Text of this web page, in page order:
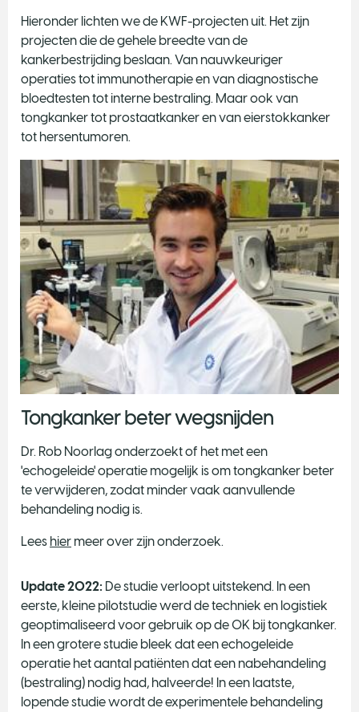
Hieronder lichten we de KWF-projecten uit. Het zijn
projecten die de gehele breedte van de
kankerbestrijding beslaan. Van nauwkeuriger
operaties tot immunotherapie en van diagnostische
bloedtesten tot interne bestraling. Maar ook van
tongkanker tot prostaatkanker en van eierstokkanker
tot hersentumoren.
Tongkanker beter wegsnijden
Dr. Rob Noorlag onderzoekt of het met een
'echogeleide' operatie mogelijk is om tongkanker beter
te verwijderen, zodat minder vaak aanvullende
behandeling nodig is.
Lees hier meer over zijn onderzoek.
Update 2022: De studie verloopt uitstekend. In een
eerste, kleine pilotstudie werd de techniek en logistiek
geoptimaliseerd voor gebruik op de OK bij tongkanker.
In een grotere studie bleek dat een echogeleide
operatie het aantal patiënten dat een nabehandeling
(bestraling) nodig had, halveerde! In een laatste,
lopende studie wordt de experimentele behandeling